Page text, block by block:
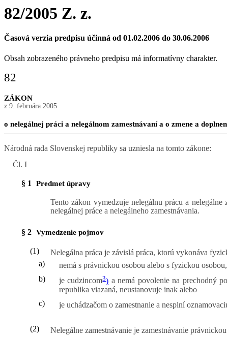
82/2005 Z. z.
Časová verzia predpisu účinná od 01.02.2006 do 30.06.2006
Obsah zobrazeného právneho predpisu má informatívny charakter.
82
ZÁKON
z 9. februára 2005
o nelegálnej práci a nelegálnom zamestnávaní a o zmene a
Národná rada Slovenskej republiky sa uzniesla na tomto zákone:
Čl. I
§ 1 Predmet úpravy
Tento zákon vymedzuje nelegálnu prácu a
nelegálnej práce a nelegálneho zamestnávania.
§ 2 Vymedzenie pojmov
(1) Nelegálna práca je závislá práca, ktorú vykonáva
a)
nemá s právnickou osobou alebo s fyzickou
b)
je cudzincom3) a nemá povolenie na prechodný
republika viazaná, neustanovuje inak alebo
c)
je uchádzačom o zamestnanie a nesplní
(2) Nelegálne zamestnávanie je zamestnávanie